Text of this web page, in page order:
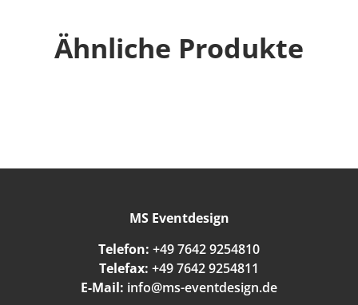
Ähnliche Produkte
MS Eventdesign
Telefon: +49 7642 9254810
Telefax: +49 7642 9254811
E-Mail: info@ms-eventdesign.de